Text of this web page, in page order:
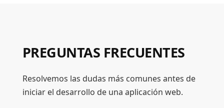
PREGUNTAS FRECUENTES
Resolvemos las dudas más comunes antes de
iniciar el desarrollo de una aplicación web.